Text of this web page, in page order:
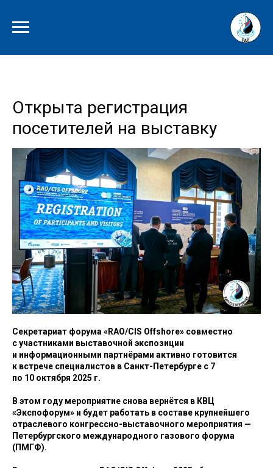
Открыта регистрация
посетителей на выставку
Секретариат форума «RAO/CIS Offshore» совместно
с участниками выставочной экспозиции
и информационными партнёрами активно готовится
к встрече специалистов в Санкт-Петербурге с 7
по 10 октября 2025 г.
В этом году мероприятие снова вернётся в КВЦ
«Экспофорум» и будет работать в составе крупнейшего
отраслевого конгрессно-выставочного мероприятия —
Петербургского международного газового форума
(ПМГФ).